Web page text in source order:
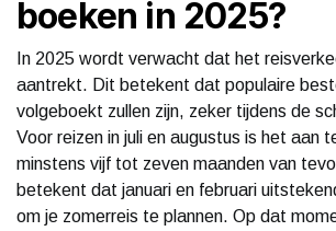
boeken in 2025?
In 2025 wordt verwacht dat het
aantrekt. Dit betekent dat populaire
volgeboekt zullen zijn, zeker tijdens de
Voor reizen in juli en augustus is het aan
minstens vijf tot zeven maanden van
betekent dat januari en februari
om je zomerreis te plannen. Op dat